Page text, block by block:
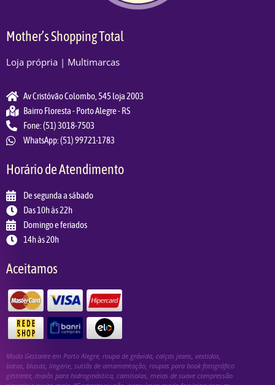
Mother’s Shopping Total
Loja própria | Multimarcas
Av Cristóvão Colombo, 545 loja 2003
Bairro Floresta - Porto Alegre - RS
Fone: (51) 3018-7503
WhatsApp: (51) 99721-1783
Horário de Atendimento
De segunda a sábado
Das 10h às 22h
Domingo e feriados
14h às 20h
Aceitamos
Moda Gestante em Porto Alegre, roupa de grávida, calças jeans, vestidos,
batas, blusas, lingerie, sutiãs de amamentação, roupas para book fotográfico
gestante, maiôs para hidroginástica, camisolas, meias de suave compressão